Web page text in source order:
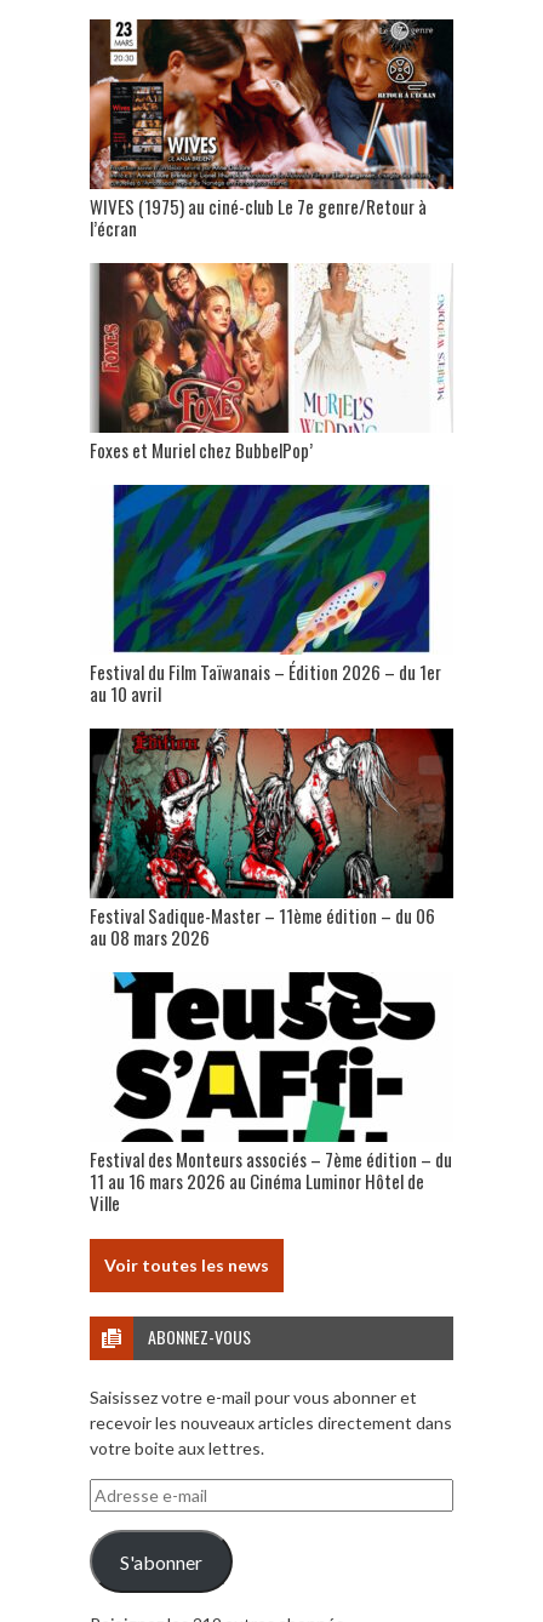
WIVES (1975) au ciné-club Le 7e genre/Retour à
l’écran
Foxes et Muriel chez BubbelPop’
Festival du Film Taïwanais – Édition 2026 – du 1er
au 10 avril
Festival Sadique-Master – 11ème édition – du 06
au 08 mars 2026
Festival des Monteurs associés – 7ème édition – du
11 au 16 mars 2026 au Cinéma Luminor Hôtel de
Ville
Voir toutes les news
ABONNEZ-VOUS
Saisissez votre e-mail pour vous abonner et
recevoir les nouveaux articles directement dans
votre boite aux lettres.
Adresse
e-
mail
S'abonner